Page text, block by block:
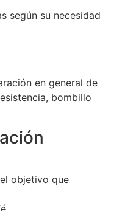
según su necesidad
en general de
bombillo
objetivo que